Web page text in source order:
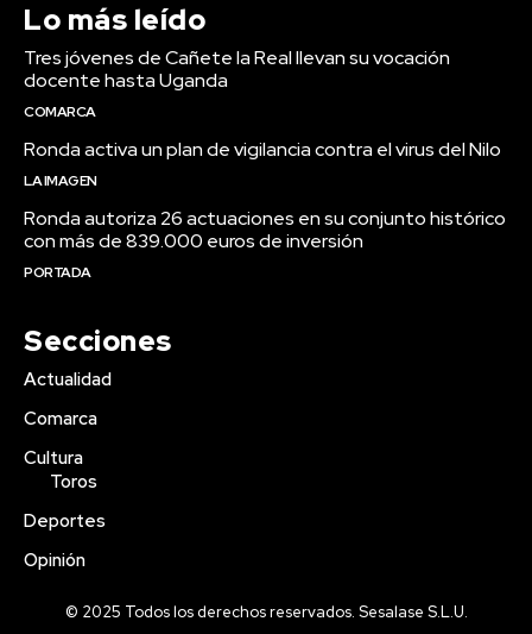
Lo más leído
Tres jóvenes de Cañete la Real llevan su vocación
docente hasta Uganda
COMARCA
Ronda activa un plan de vigilancia contra el virus del Nilo
LA IMAGEN
Ronda autoriza 26 actuaciones en su conjunto histórico
con más de 839.000 euros de inversión
PORTADA
Secciones
Actualidad
Comarca
Cultura
Toros
Deportes
Opinión
© 2025 Todos los derechos reservados. Sesalase S.L.U.